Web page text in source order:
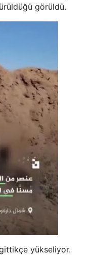
görüldü.
yükseliyor.